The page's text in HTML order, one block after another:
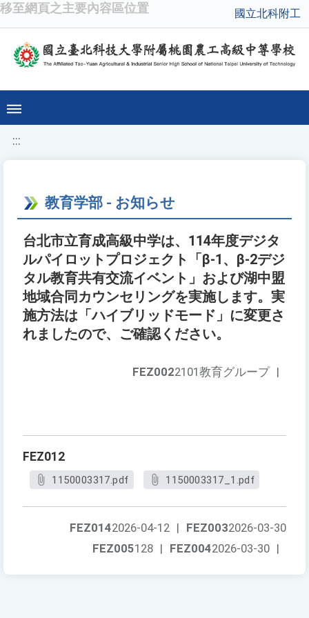
移至網頁之主要內容區位置 國立北科附工
:::
教育学部 - お知らせ
台北市立育成高級中学は、114年度デジタ
ルパイロットプロジェクト「β-1、β-2デジ
タル教育共有交流イベント」および湖中盟
地域合同カウンセリングを実施します。実
施方法は「ハイブリッドモード」に変更さ
れましたので、ご確認ください。
FEZ0022101教育グループ |
FEZ012
1150003317.pdf 1150003317_1.pdf
FEZ0032026-03-30
FEZ0142026-04-12 |
FEZ0042026-03-30 |
FEZ005128 |